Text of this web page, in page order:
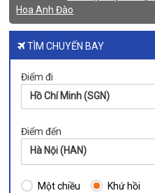
Hoa Anh Đào
TÌM CHUYẾN BAY
Điểm đi
Hồ Chí Minh (SGN)
Điểm đến
Hà Nội (HAN)
Một chiều Khứ hồi